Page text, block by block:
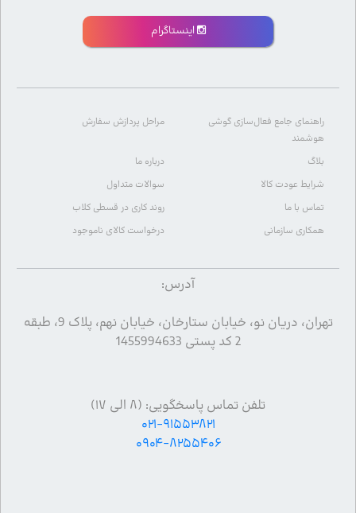
اینستاگرام
راهنمای جامع فعال‌سازی گوشی
هوشمند
مراحل پردازش سفارش
بلاگ
درباره ما
شرایط عودت کالا
سوالات متداول
تماس با ما
روند کاری در قسطی کلاب
همکاری سازمانی
درخواست کالای ناموجود
آدرس:
تهران، دریان نو، خیابان ستارخان، خیابان نهم، پلاک 9، طبقه
2 کد پستی 1455994633
تلفن تماس پاسخگویی: (۸ الی ۱۷)
۰۲۱-۹۱۵۵۳۸۲۱
۰۹۰۴-۸۲۵۵۴۰۶